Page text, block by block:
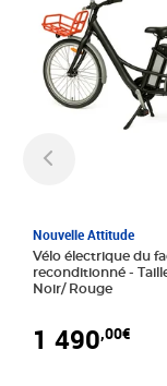
Nouvelle Attitude
Vélo électrique du
reconditionné - Taille normale -
Noir/ Rouge
1 490,00€